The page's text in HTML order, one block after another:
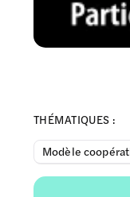
THÉMATIQUES :
Modèle